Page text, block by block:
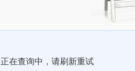
正在查询中，请刷新重试